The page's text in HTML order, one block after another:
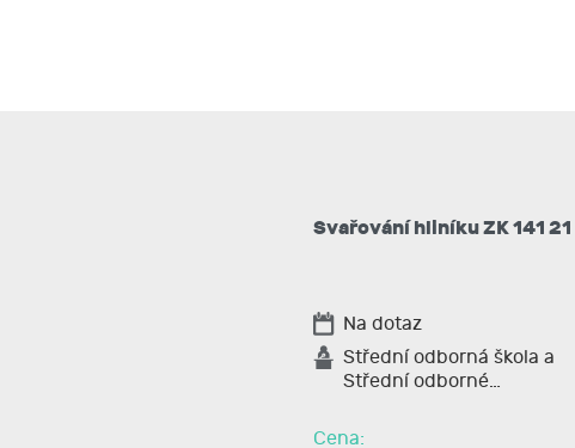
Svařování hliníku ZK 141 21
Na dotaz
Střední odborná škola a
Střední odborné…
Cena: